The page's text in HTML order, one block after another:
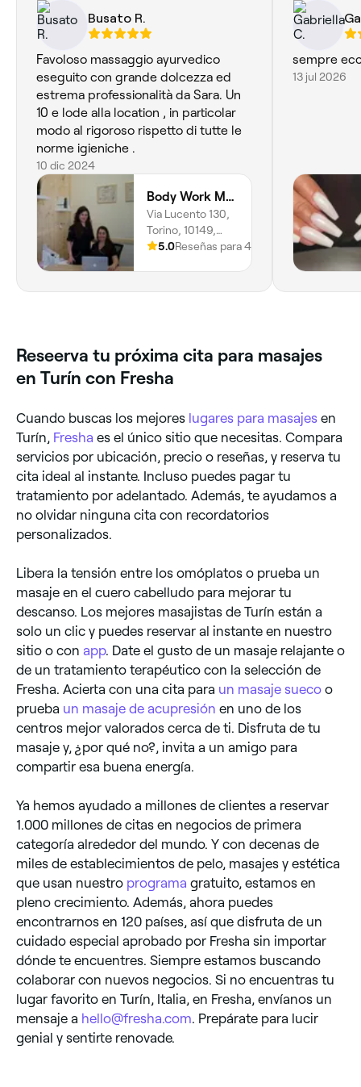
Busato R.
Favoloso massaggio ayurvedico
eseguito con grande dolcezza ed
estrema professionalità da Sara. Un
10 e lode alla location , in particolar
modo al rigoroso rispetto di tutte le
norme igieniche .
10 dic 2024
Body Work Massage
Via Lucento 130,
Torino, 10149,
Piemonte
5.0Reseñas para 48
sempre
13 jul 2026
Reseerva tu próxima cita para masajes
en Turín con Fresha
Cuando buscas los mejores lugares para masajes en
Turín, Fresha es el único sitio que necesitas. Compara
servicios por ubicación, precio o reseñas, y reserva tu
cita ideal al instante. Incluso puedes pagar tu
tratamiento por adelantado. Además, te ayudamos a
no olvidar ninguna cita con recordatorios
personalizados.
Libera la tensión entre los omóplatos o prueba un
masaje en el cuero cabelludo para mejorar tu
descanso. Los mejores masajistas de Turín están a
solo un clic y puedes reservar al instante en nuestro
sitio o con app. Date el gusto de un masaje relajante o
de un tratamiento terapéutico con la selección de
Fresha. Acierta con una cita para un masaje sueco o
prueba un masaje de acupresión en uno de los
centros mejor valorados cerca de ti. Disfruta de tu
masaje y, ¿por qué no?, invita a un amigo para
compartir esa buena energía.
Ya hemos ayudado a millones de clientes a reservar
1.000 millones de citas en negocios de primera
categoría alrededor del mundo. Y con decenas de
miles de establecimientos de pelo, masajes y estética
que usan nuestro programa gratuito, estamos en
pleno crecimiento. Además, ahora puedes
encontrarnos en 120 países, así que disfruta de un
cuidado especial aprobado por Fresha sin importar
dónde te encuentres. Siempre estamos buscando
colaborar con nuevos negocios. Si no encuentras tu
lugar favorito en Turín, Italia, en Fresha, envíanos un
mensaje a hello@fresha.com . Prepárate para lucir
genial y sentirte renovade.